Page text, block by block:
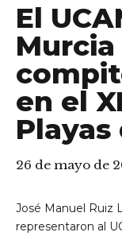
El
en el
Playas
26 de mayo de
José Manuel Ruiz
representaron al